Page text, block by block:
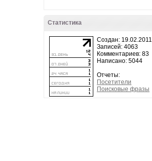
Статистика
Создан: 19.02.2011
Записей: 4063
Комментариев: 83
Написано: 5044
Отчеты:
Посетители
Поисковые фразы